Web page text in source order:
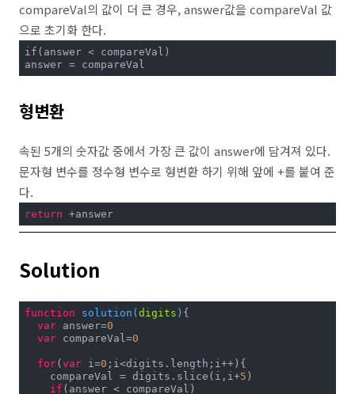
compareVal의 값이 더 큰 경우, answer값을 compareVal 값
으로 초기화 한다.
if(answer < compareVal)
answer = compareVal
형변환
속된 5개의 숫자값 중에서 가장 큰 값이 answer에 담겨져 있다.
문자형 변수를 정수형 변수로 형변환 하기 위해 앞에 +를 붙여 준
다.
return +answer
Solution
function solution (digits ) {
var answer=0
var compareVal=0
for(var i=0 ;i<digits.length;i++){
    compareVal = digits.slice(i,i+
5 )
if (answer < compareVal)